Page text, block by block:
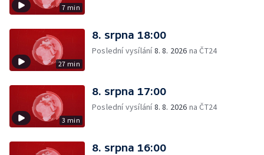
7 min
27 min
8. srpna 18:00
Poslední vysílání8. 8. 2026 na ČT24
3 min
8. srpna 17:00
Poslední vysílání8. 8. 2026 na ČT24
8. srpna 16:00